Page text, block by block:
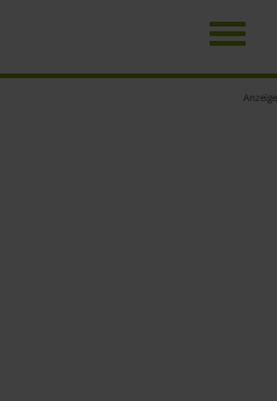
Anzeige